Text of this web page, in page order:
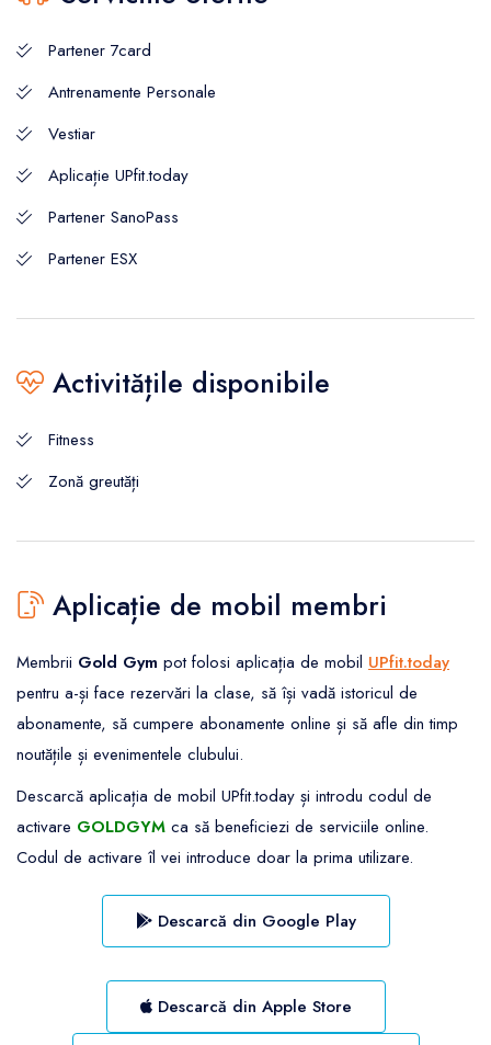
Partener 7card
Antrenamente Personale
Vestiar
Aplicație UPfit.today
Partener SanoPass
Partener ESX
Activitățile disponibile
Fitness
Zonă greutăți
Aplicație de mobil membri
Membrii Gold Gym pot folosi aplicația de mobil UPfit.today
pentru a-și face rezervări la clase, să își vadă istoricul de
abonamente, să cumpere abonamente online și să afle din timp
noutățile și evenimentele clubului.
Descarcă aplicația de mobil UPfit.today și introdu codul de
activare GOLDGYM ca să beneficiezi de serviciile online.
Codul de activare îl vei introduce doar la prima utilizare.
Descarcă din Google Play
Descarcă din Apple Store